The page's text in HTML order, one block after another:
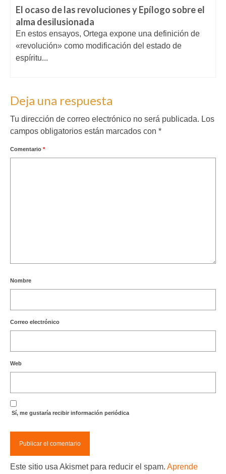
El ocaso de las revoluciones y Epílogo sobre el
alma desilusionada
En estos ensayos, Ortega expone una definición de
«revolución» como modificación del estado de
espíritu...
Deja una respuesta
Tu dirección de correo electrónico no será publicada. Los
campos obligatorios están marcados con *
Comentario *
Nombre
Correo electrónico
Web
Sí, me gustaría recibir información periódica
Este sitio usa Akismet para reducir el spam. Aprende